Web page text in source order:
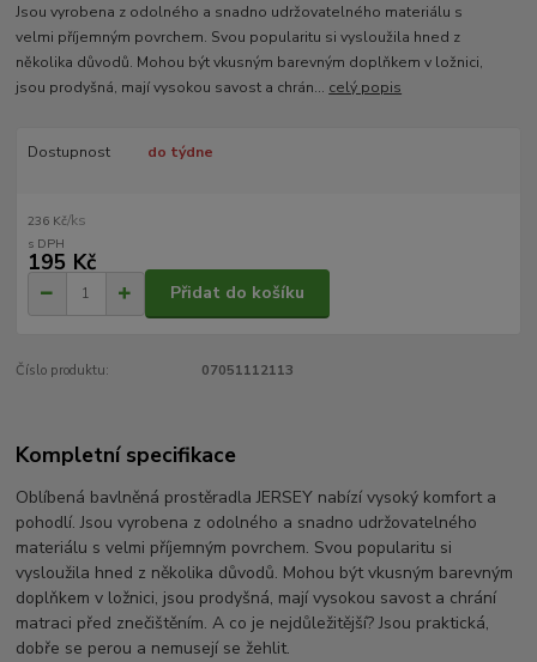
Jsou vyrobena z odolného a snadno udržovatelného materiálu s
velmi příjemným povrchem. Svou popularitu si vysloužila hned z
několika důvodů. Mohou být vkusným barevným doplňkem v ložnici,
jsou prodyšná, mají vysokou savost a chrán... celý popis
Dostupnost do týdne
236 Kč/ks
195 Kč
Přidat do košíku
Číslo produktu: 07051112113
Kompletní specifikace
Oblíbená bavlněná prostěradla JERSEY nabízí vysoký komfort a
pohodlí. Jsou vyrobena z odolného a snadno udržovatelného
materiálu s velmi příjemným povrchem. Svou popularitu si
vysloužila hned z několika důvodů. Mohou být vkusným barevným
doplňkem v ložnici, jsou prodyšná, mají vysokou savost a chrání
matraci před znečištěním. A co je nejdůležitější? Jsou praktická,
dobře se perou a nemusejí se žehlit.